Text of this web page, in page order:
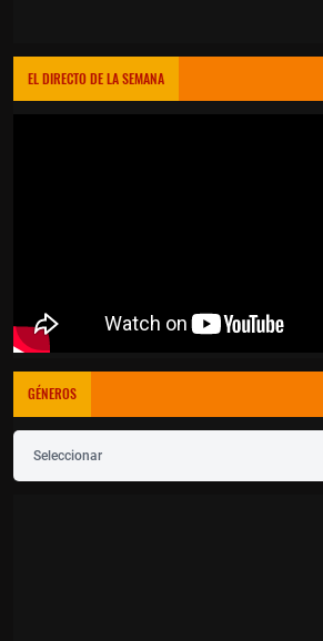
EL DIRECTO DE LA SEMANA
GÉNEROS
Seleccionar